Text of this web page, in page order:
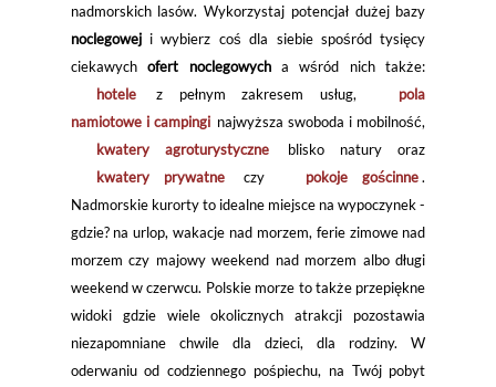
nadmorskich lasów. Wykorzystaj potencjał dużej bazy
noclegoweji wybierz coś dla siebie spośród tysięcy
ciekawychofert noclegowycha wśród nich także:
hotele
z pełnym zakresem usług,
pola
namiotowe i campingi najwyższa swoboda i mobilność,
kwatery agroturystyczne
blisko natury oraz
kwatery prywatne
czy pokoje gościnne .
Nadmorskie kurorty to idealne miejsce na wypoczynek -
gdzie? na urlop, wakacje nad morzem, ferie zimowe nad
morzem czy majowy weekend nad morzem albo długi
weekend w czerwcu. Polskie morze to także przepiękne
widoki gdzie wiele okolicznych atrakcji pozostawia
niezapomniane chwile dla dzieci, dla rodziny. W
oderwaniu od codziennego pośpiechu, na Twój pobyt